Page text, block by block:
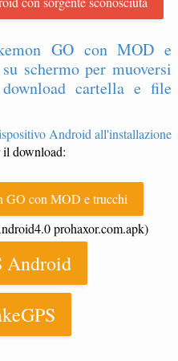
GO con MOD e
schermo per muoversi
cartella e file
Android all'installazione
download:
GO con MOD e trucchi
prohaxor.com.apk)
Android